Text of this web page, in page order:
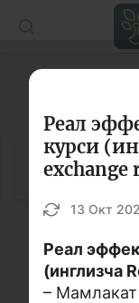
Мақолалар
Ўқув
Видео
Луғат
Кирилл
Реал
курси
exchange
13 Окт
Реал
(инглизча
–